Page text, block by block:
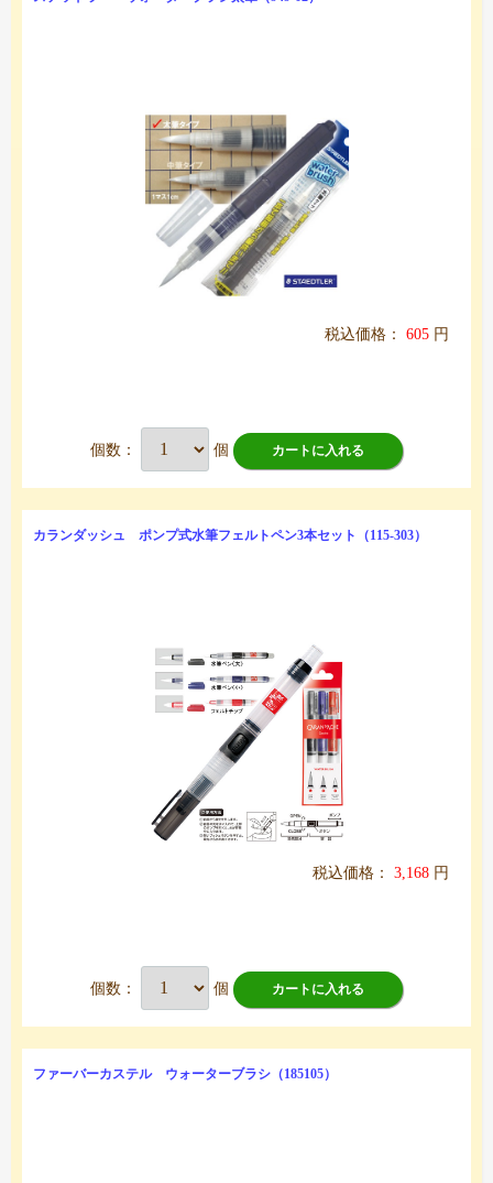
税込価格： 605 円
個数： 個 カートに入れる
カランダッシュ ポンプ式水筆フェルトペン3本セット（115-303）
税込価格： 3,168 円
個数： 個 カートに入れる
ファーバーカステル ウォーターブラシ（185105）